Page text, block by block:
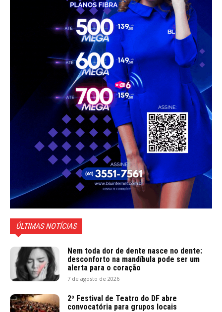
ÚLTIMAS NOTÍCIAS
Nem toda dor de dente nasce no dente:
desconforto na mandíbula pode ser um
alerta para o coração
7 de agosto de 2026
2º Festival de Teatro do DF abre
convocatória para grupos locais